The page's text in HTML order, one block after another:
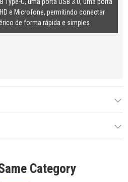
e Microfone, permitindo conectar
de forma rápida e simples.
Category